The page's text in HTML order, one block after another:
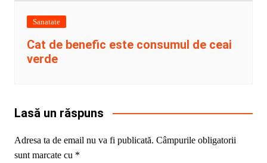
Sanatate
Cat de benefic este consumul de ceai
verde
Lasă un răspuns
Adresa ta de email nu va fi publicată. Câmpurile obligatorii
sunt marcate cu *